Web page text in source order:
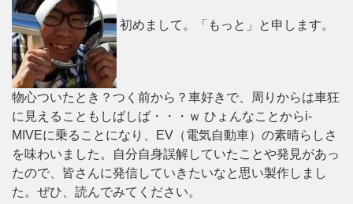
初めまして。「もっと」と申します。
物心ついたとき？つく前から？車好きで、周りからは車狂
に見えることもしばしば・・・ｗ ひょんなことからi-
MIVEに乗ることになり、EV（電気自動車）の素晴らしさ
を味わいました。自分自身誤解していたことや発見があっ
たので、皆さんに発信していきたいなと思い製作しまし
た。ぜひ、読んでみてください。